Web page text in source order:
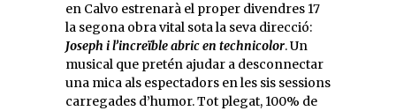
en Calvo estrenarà el proper divendres 17
la segona obra vital sota la seva direcció:
Joseph i l’increïble abric en technicolor. Un
musical que pretén ajudar a desconnectar
una mica als espectadors en les sis sessions
carregades d’humor. Tot plegat, 100% de